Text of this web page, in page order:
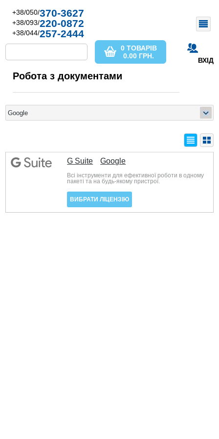
+38/050/370-3627
+38/093/220-0872
+38/044/257-2444
ВХІД
0 ТОВАРІВ
0.00 ГРН.
Робота з документами
G Suite Google
Всі інструменти для ефективної роботи в одному
пакеті та на будь-якому пристрої.
ВИБРАТИ ЛІЦЕНЗІЮ